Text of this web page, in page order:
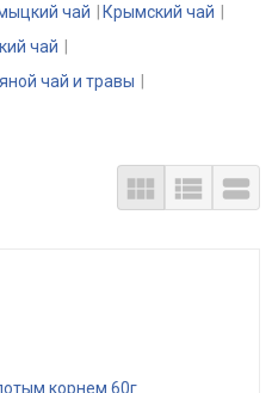
чай
Крымский чай
чай
чай и травы
  